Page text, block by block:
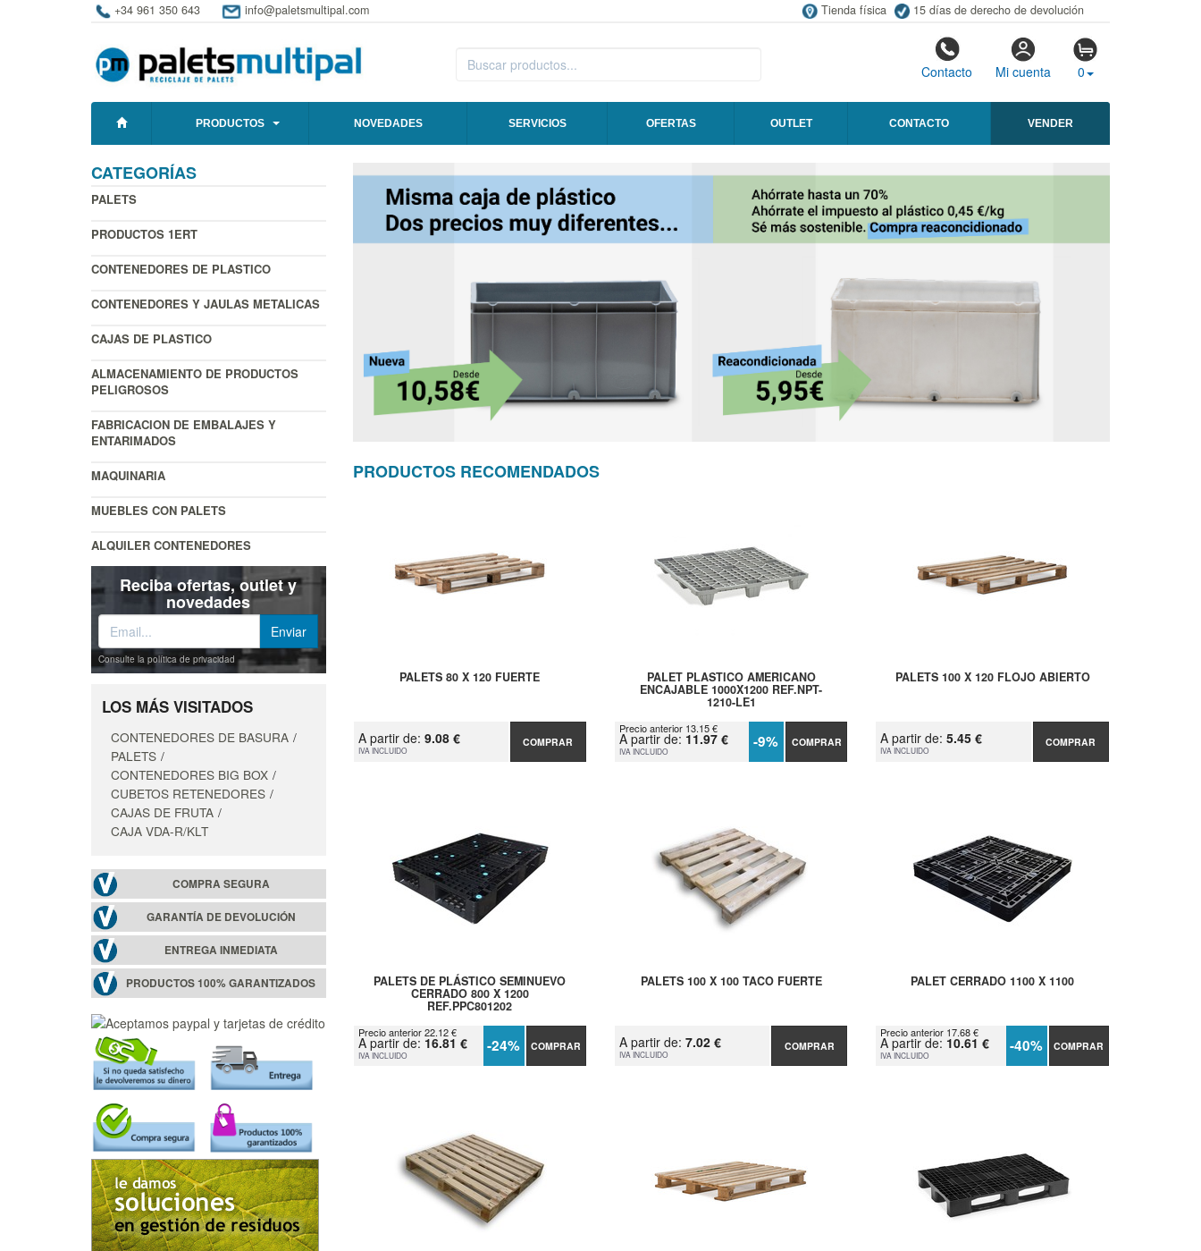
+34 961 350 643 info@paletsmultipal.com Tienda física 15 días de derecho de devolución
Contacto Mi cuenta 0
PRODUCTOS NOVEDADES SERVICIOS OFERTAS OUTLET CONTACTO VENDER
CATEGORÍAS
PALETS
PRODUCTOS 1ERT
CONTENEDORES DE PLASTICO
CONTENEDORES Y JAULAS METALICAS
CAJAS DE PLASTICO
ALMACENAMIENTO DE PRODUCTOS
PELIGROSOS
FABRICACION DE EMBALAJES Y
ENTARIMADOS
MAQUINARIA
MUEBLES CON PALETS
ALQUILER CONTENEDORES
Reciba ofertas, outlet y
novedades
Consulte la política de privacidad
LOS MÁS VISITADOS
CONTENEDORES DE BASURA
PALETS
CONTENEDORES BIG BOX
CUBETOS RETENEDORES
CAJAS DE FRUTA
CAJA VDA-R/KLT
COMPRA SEGURA
GARANTÍA DE DEVOLUCIÓN
ENTREGA INMEDIATA
PRODUCTOS 100% GARANTIZADOS
PRODUCTOS RECOMENDADOS
PALETS 80 X 120 FUERTE
A partir de: 9.08 €
IVA INCLUIDO
COMPRAR
PALET PLASTICO AMERICANO
ENCAJABLE 1000X1200 REF.NPT-
1210-LE1
Precio anterior 13.15 €
A partir de: 11.97 €
IVA INCLUIDO -9% COMPRAR
PALETS 100 X 120 FLOJO ABIERTO
A partir de:5.45 €
IVA INCLUIDO
COMPRAR
PALETS DE PLÁSTICO SEMINUEVO
CERRADO 800 X 1200
REF.PPC801202
Precio anterior 22.12 €
A partir de: 16.81 €
IVA INCLUIDO -24% COMPRAR
PALETS 100 X 100 TACO FUERTE
A partir de: 7.02 €
IVA INCLUIDO
COMPRAR
PALET CERRADO 1100 X 1100
Precio anterior 17.68 €
A partir de: 10.61 €
IVA INCLUIDO -40% COMPRAR